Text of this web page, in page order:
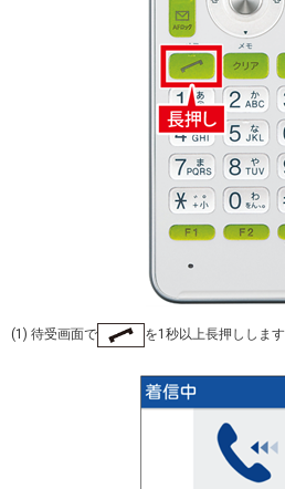
(1) 待受画面で を1秒以上長押しします